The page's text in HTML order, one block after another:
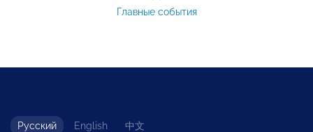
Главные события
Русский English 中文